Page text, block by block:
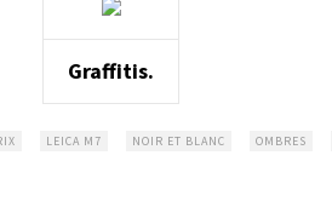
Graffitis.
LEICA M7 NOIR ET BLANC OMBRES